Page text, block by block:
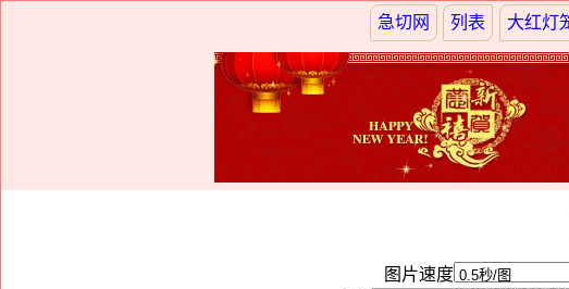
急切网 列表 大红灯
图片速度